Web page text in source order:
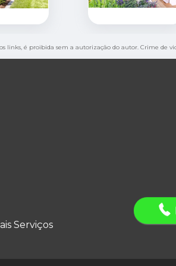
links, é proibida sem a autorização do autor. Crime de
Serviços